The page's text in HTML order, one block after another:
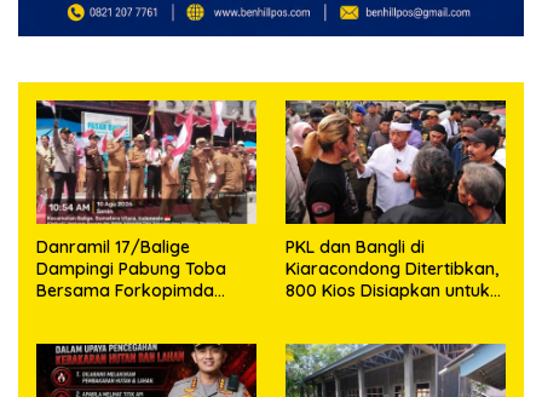
Danramil 17/Balige
Dampingi Pabung Toba
Bersama Forkopimda
PKL dan Bangli di
Kiaracondong Ditertibkan,
800 Kios Disiapkan untuk